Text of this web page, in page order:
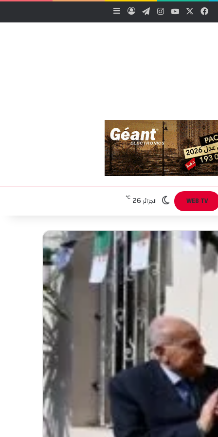
فيسبوك ‫YouTubeانستقرامتيلقرامتسجيل الدخول
WEB TV الجزائر 26
℃